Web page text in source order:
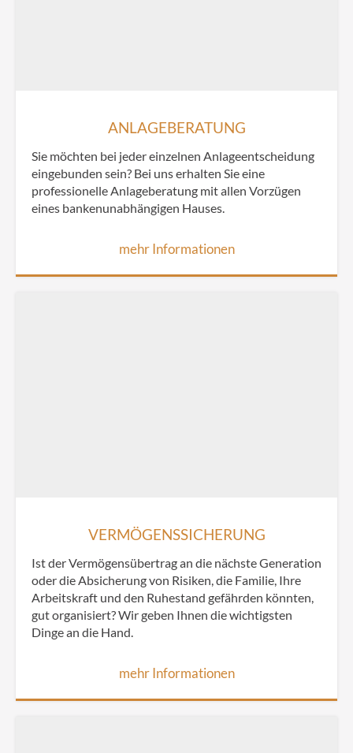
ANLAGEBERATUNG
Sie möchten bei jeder einzelnen Anlageentscheidung
eingebunden sein? Bei uns erhalten Sie eine
professionelle Anlageberatung mit allen Vorzügen
eines bankenunabhängigen Hauses.
mehr Informationen
VERMÖGENSSICHERUNG
Ist der Vermögensübertrag an die nächste Generation
oder die Absicherung von Risiken, die Familie, Ihre
Arbeitskraft und den Ruhestand gefährden könnten,
gut organisiert? Wir geben Ihnen die wichtigsten
Dinge an die Hand.
mehr Informationen